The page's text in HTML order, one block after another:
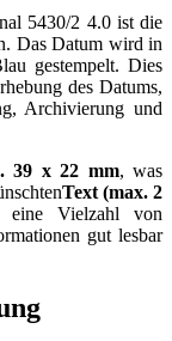
5430/2 4.0 ist die
Das Datum wird in
gestempelt. Dies
des Datums,
Archivierung und
39 x 22 mm, was
Text (max. 2
Vielzahl von
gut lesbar